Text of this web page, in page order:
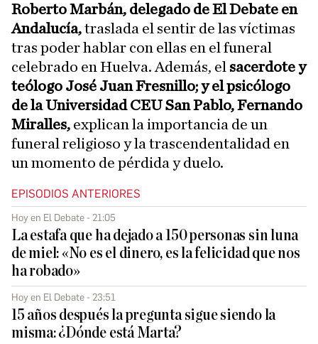
Roberto Marbán, delegado de El Debate en
Andalucía,traslada el sentir de las víctimas
tras poder hablar con ellas en el funeral
celebrado en Huelva. Además, el sacerdote y
teólogo José Juan Fresnillo; y el psicólogo
de la Universidad CEU San Pablo, Fernando
Miralles, explican la importancia de un
funeral religioso y la trascendentalidad en
un momento de pérdida y duelo.
EPISODIOS ANTERIORES
Hoy en El Debate - 21:05
La estafa que ha dejado a 150 personas sin luna
de miel: «No es el dinero, es la felicidad que nos
ha robado»
Hoy en El Debate - 23:51
15 años después la pregunta sigue siendo la
misma: ¿Dónde está Marta?